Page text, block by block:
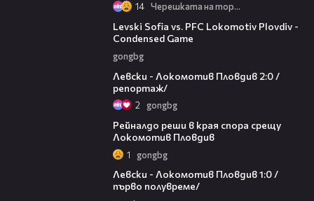
14 Черешката на тортата
Levski Sofia vs. PFC Lokomotiv Plovdiv -
Condensed Game
gongbg
Левски - Локомотив Пловдив 2:0 /
репортаж/
2 gongbg
Рейналдо реши в края спора срещу
Локомотив Пловдив
1 gongbg
Левски - Локомотив Пловдив 1:0 /
първо полувреме/